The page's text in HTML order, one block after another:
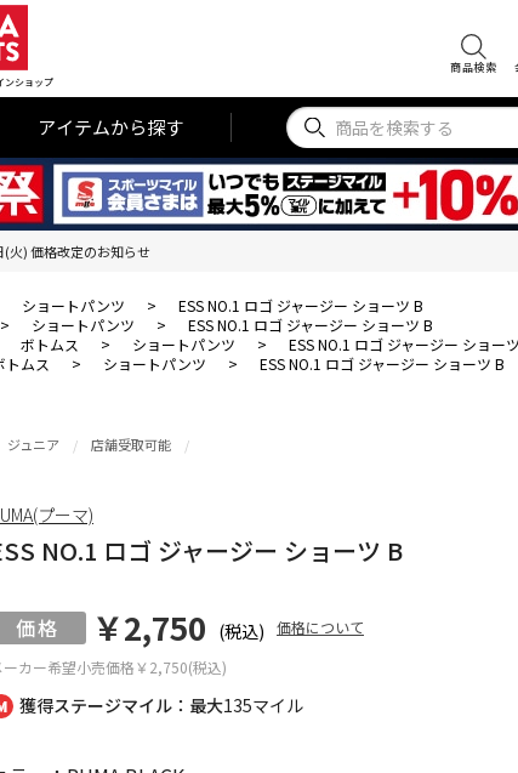
ンショップ
商品検索
アイテムから探す
火) 価格改定のお知らせ
ショートパンツ >
ESS NO.1 ロゴ ジャージー ショーツ B
> ショートパンツ >
ESS NO.1 ロゴ ジャージー ショーツ B
ボトムス > ショートパンツ >
ESS NO.1 ロゴ ジャージー ショー
トムス > ショートパンツ > ESS NO.1 ロゴ ジャージー ショーツ B
獲得ステージマイル：最大135マイル
ジュニア 店舗受取可能
NO.1 ロゴ ジャージー ショーツ B
ーカー希望小売価格￥2,750(税込)
￥2,750 (税込) 価格について
プーマ)